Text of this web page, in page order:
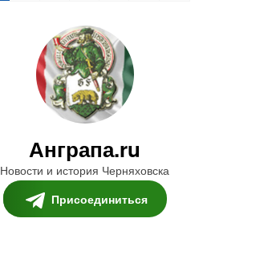
Анграпа.ru
Новости и история Черняховска
Присоединиться